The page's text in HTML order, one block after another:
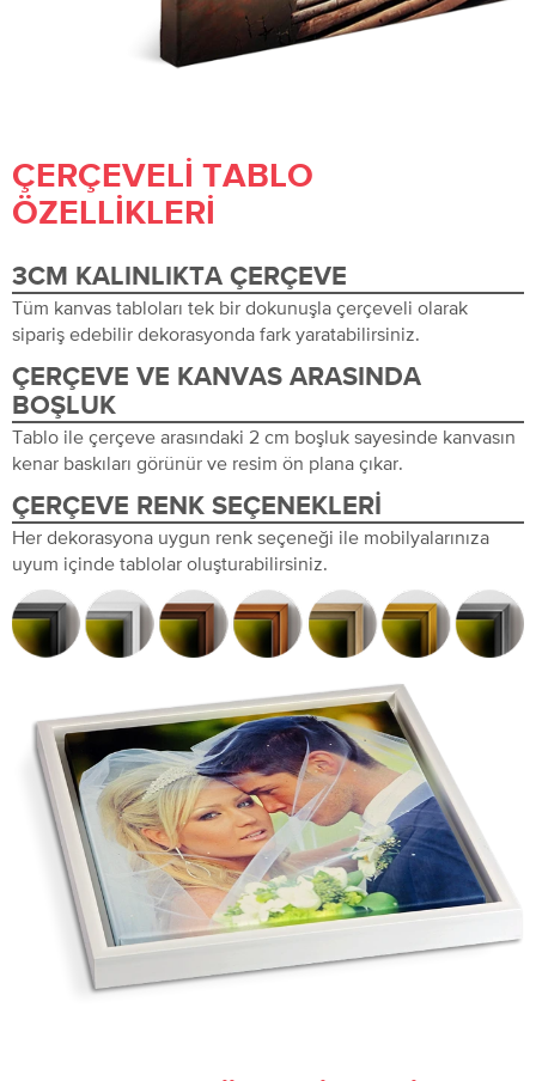
ÇERÇEVELI TABLO
ÖZELLIKLERI
3CM KALINLIKTA ÇERÇEVE
Tüm kanvas tabloları tek bir dokunuşla çerçeveli olarak
sipariş edebilir dekorasyonda fark yaratabilirsiniz.
ÇERÇEVE VE KANVAS ARASINDA
BOŞLUK
Tablo ile çerçeve arasındaki 2 cm boşluk sayesinde kanvasın
kenar baskıları görünür ve resim ön plana çıkar.
ÇERÇEVE RENK SEÇENEKLERI
Her dekorasyona uygun renk seçeneği ile mobilyalarınıza
uyum içinde tablolar oluşturabilirsiniz.